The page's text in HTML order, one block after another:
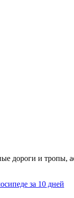
дороги и тропы,
за 10 дней